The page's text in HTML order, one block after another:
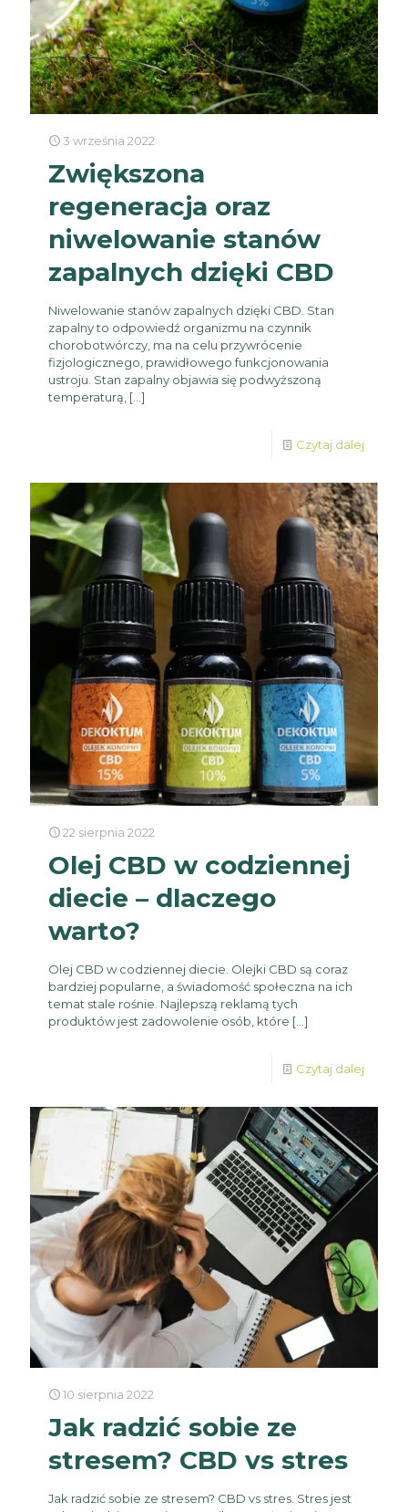
3 września 2022
Zwiększona
regeneracja oraz
niwelowanie stanów
zapalnych dzięki CBD
Niwelowanie stanów zapalnych dzięki CBD. Stan
zapalny to odpowiedź organizmu na czynnik
chorobotwórczy, ma na celu przywrócenie
fizjologicznego, prawidłowego funkcjonowania
ustroju. Stan zapalny objawia się podwyższoną
temperaturą, […]
Czytaj dalej
22 sierpnia 2022
Olej CBD w codziennej
diecie – dlaczego
warto?
Olej CBD w codziennej diecie. Olejki CBD są coraz
bardziej popularne, a świadomość społeczna na ich
temat stale rośnie. Najlepszą reklamą tych
produktów jest zadowolenie osób, które […]
Czytaj dalej
10 sierpnia 2022
Jak radzić sobie ze
stresem? CBD vs stres
Jak radzić sobie ze stresem? CBD vs stres. Stres jest